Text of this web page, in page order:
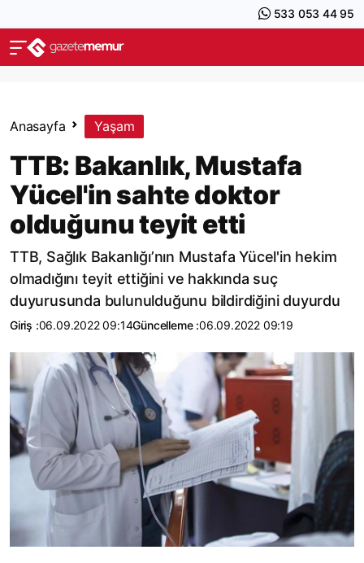
533 053 44 95
Anasayfa Yaşam
TTB: Bakanlık, Mustafa
Yücel'in sahte doktor
olduğunu teyit etti
TTB, Sağlık Bakanlığı’nın Mustafa Yücel'in hekim
olmadığını teyit ettiğini ve hakkında suç
duyurusunda bulunulduğunu bildirdiğini duyurdu
Giriş :06.09.2022 09:14Güncelleme :06.09.2022 09:19